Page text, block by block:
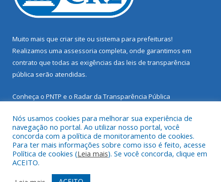
Muito mais que criar site ou sistema para prefeituras!
Realizamos uma assessoria completa, onde garantimos em
contrato que todas as exigências das leis de transparência
pública serão atendidas.
Conheça o PNTP e o Radar da Transparência Pública
Todos os direitos reservados a Prefeitura Municipal de Santarém
Novo.
Nós usamos cookies para melhorar sua experiência de
navegação no portal. Ao utilizar nosso portal, você
concorda com a política de monitoramento de cookies.
Para ter mais informações sobre como isso é feito, acesse
Política de cookies (Leia mais). Se você concorda, clique em
ACEITO.